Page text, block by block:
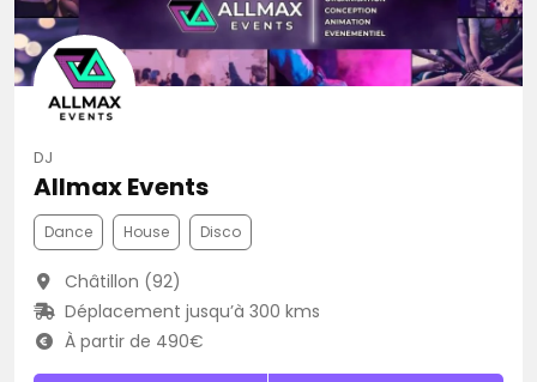
DJ
Allmax Events
Dance House Disco
Châtillon (92)
Déplacement jusqu’à 300 kms
À partir de 490€